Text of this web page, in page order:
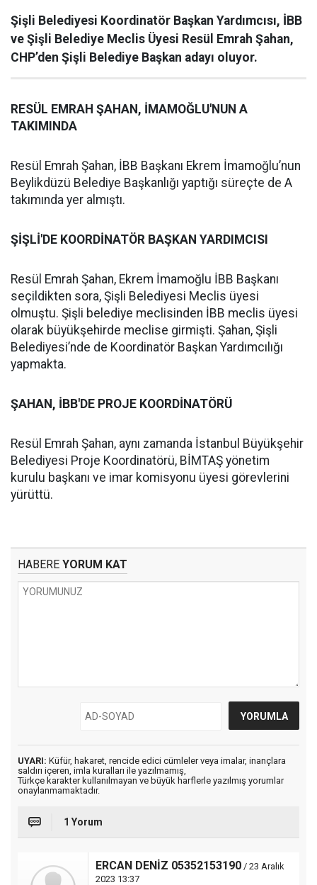
Şişli Belediyesi Koordinatör Başkan Yardımcısı, İBB
ve Şişli Belediye Meclis Üyesi Resül Emrah Şahan,
CHP’den Şişli Belediye Başkan adayı oluyor.
RESÜL EMRAH ŞAHAN, İMAMOĞLU'NUN A
TAKIMINDA
Resül Emrah Şahan, İBB Başkanı Ekrem İmamoğlu’nun
Beylikdüzü Belediye Başkanlığı yaptığı süreçte de A
takımında yer almıştı.
ŞİŞLİ'DE KOORDİNATÖR BAŞKAN YARDIMCISI
Resül Emrah Şahan, Ekrem İmamoğlu İBB Başkanı
seçildikten sora, Şişli Belediyesi Meclis üyesi
olmuştu. Şişli belediye meclisinden İBB meclis üyesi
olarak büyükşehirde meclise girmişti. Şahan, Şişli
Belediyesi’nde de Koordinatör Başkan Yardımcılığı
yapmakta.
ŞAHAN, İBB'DE PROJE KOORDİNATÖRÜ
Resül Emrah Şahan, aynı zamanda İstanbul Büyükşehir
Belediyesi Proje Koordinatörü, BİMTAŞ yönetim
kurulu başkanı ve imar komisyonu üyesi görevlerini
yürüttü.
HABERE YORUM KAT
UYARI: Küfür, hakaret, rencide edici cümleler veya imalar, inançlara
saldırı içeren, imla kuralları ile yazılmamış,
Türkçe karakter kullanılmayan ve büyük harflerle yazılmış yorumlar
onaylanmamaktadır.
1 Yorum
ERCAN DENİZ 05352153190 / 23 Aralık
2023 13:37